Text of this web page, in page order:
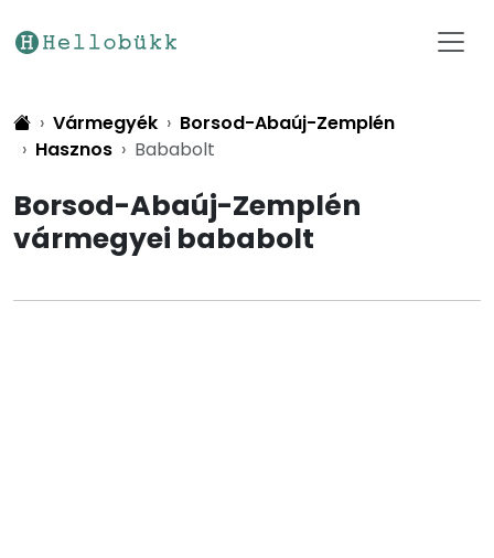
Vármegyék
Borsod-Abaúj-Zemplén
Hasznos
Bababolt
Borsod-Abaúj-Zemplén
vármegyei bababolt